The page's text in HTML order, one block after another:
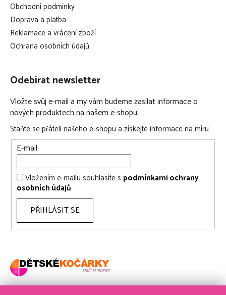
Obchodní podmínky
Doprava a platba
Reklamace a vrácení zboží
Ochrana osobních údajů
Odebírat newsletter
Vložte svůj e-mail a my vám budeme zasílat informace o
nových produktech na našem e-shopu.
Staňte se přáteli našeho e-shopu a získejte informace na míru
E-mail
Vložením e-mailu souhlasíte s podmínkami ochrany
osobních údajů
PŘIHLÁSIT SE